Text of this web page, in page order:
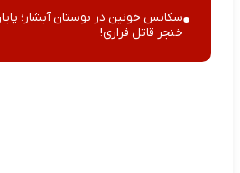
سکانس خونین در بوستان آبشار؛
خنجر قاتل فراری!